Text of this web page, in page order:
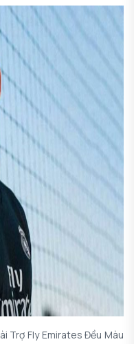
Trợ Fly Emirates Đều Màu